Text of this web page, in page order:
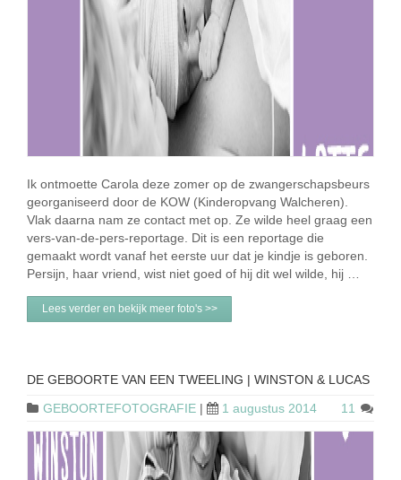
Ik ontmoette Carola deze zomer op de zwangerschapsbeurs
georganiseerd door de KOW (Kinderopvang Walcheren).
Vlak daarna nam ze contact met op. Ze wilde heel graag een
vers-van-de-pers-reportage. Dit is een reportage die
gemaakt wordt vanaf het eerste uur dat je kindje is geboren.
Persijn, haar vriend, wist niet goed of hij dit wel wilde, hij …
Lees verder en bekijk meer foto's >>
DE GEBOORTE VAN EEN TWEELING | WINSTON & LUCAS
GEBOORTEFOTOGRAFIE | 1 augustus 2014 11